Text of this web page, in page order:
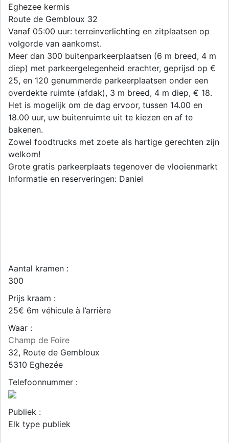
Eghezee kermis
Route de Gembloux 32
Vanaf 05:00 uur: terreinverlichting en zitplaatsen op
volgorde van aankomst.
Meer dan 300 buitenparkeerplaatsen (6 m breed, 4 m
diep) met parkeergelegenheid erachter, geprijsd op €
25, en 120 genummerde parkeerplaatsen onder een
overdekte ruimte (afdak), 3 m breed, 4 m diep, € 18.
Het is mogelijk om de dag ervoor, tussen 14.00 en
18.00 uur, uw buitenruimte uit te kiezen en af te
bakenen.
Zowel foodtrucks met zoete als hartige gerechten zijn
welkom!
Grote gratis parkeerplaats tegenover de vlooienmarkt
Informatie en reserveringen: Daniel
Aantal kramen :
300
Prijs kraam :
25€ 6m véhicule à l’arrière
Waar :
Champ de Foire
32, Route de Gembloux
5310 Eghezée
Telefoonnummer :
Publiek :
Elk type publiek